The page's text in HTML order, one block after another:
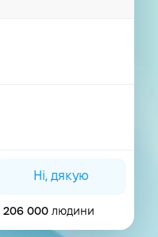
Ні, дякую
206 000людини